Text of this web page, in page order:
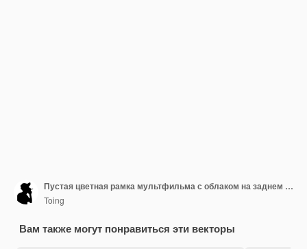
Пустая цветная рамка мультфильма с облаком на заднем плане
Toing
Вам также могут понравиться эти векторы